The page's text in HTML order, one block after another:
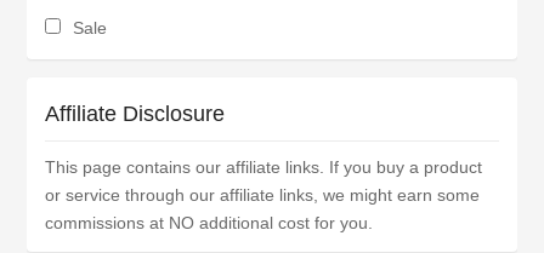
Sale
Affiliate Disclosure
This page contains our affiliate links. If you buy a product
or service through our affiliate links, we might earn some
commissions at NO additional cost for you.